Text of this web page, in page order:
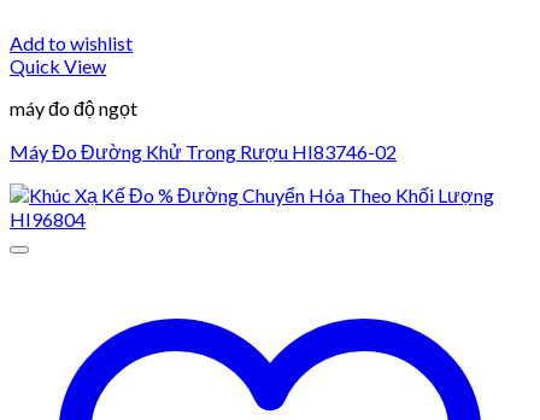
Add to wishlist
Quick View
máy đo độ ngọt
Máy Đo Đường Khử Trong Rượu HI83746-02